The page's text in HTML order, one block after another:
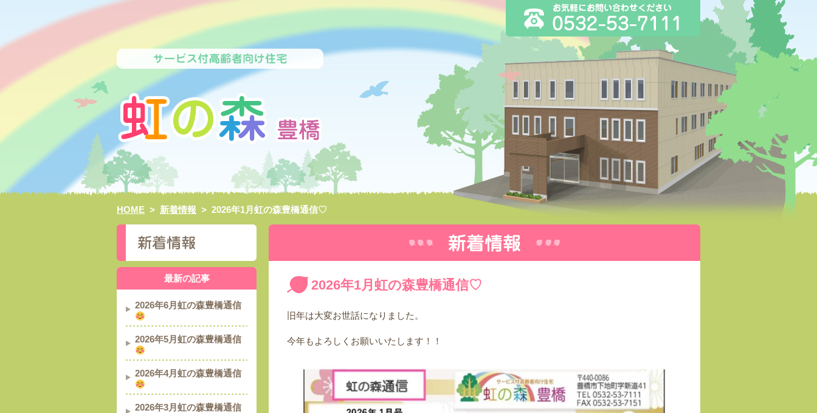
HOME > 新着情報 > 2026年1月虹の森豊橋通信♡
2026年1月虹の森豊橋通信♡
旧年は大変お世話になりました。
今年もよろしくお願いいたします！！
最新の記事
2026年6月虹の森豊橋通信
2026年5月虹の森豊橋通信
2026年4月虹の森豊橋通信
2026年3月虹の森豊橋通信